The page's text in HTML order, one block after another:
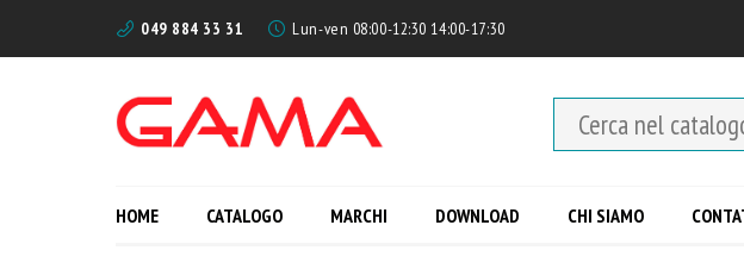
049 884 33 31 Lun-ven 08:00-12:30 14:00-17:30
HOME CATALOGO MARCHI DOWNLOAD CHI SIAMO